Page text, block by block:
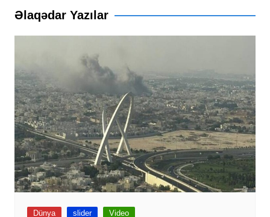
Əlaqədar Yazılar
Dünya slider Video